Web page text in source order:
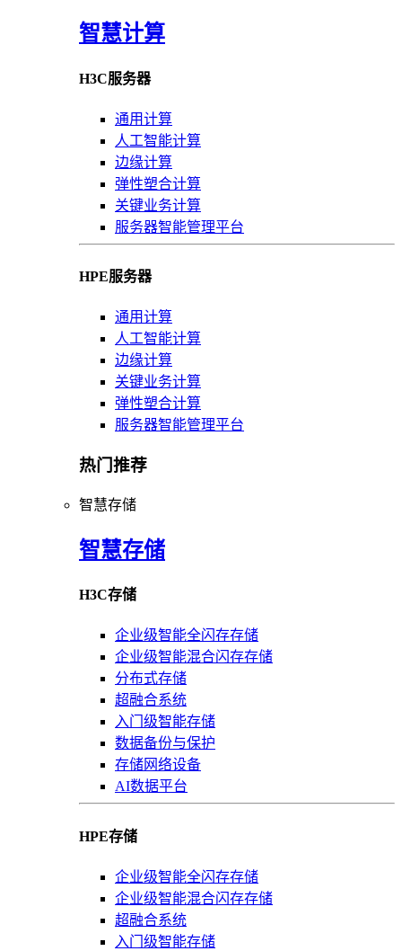
智慧计算
H3C服务器
通用计算
人工智能计算
边缘计算
弹性塑合计算
关键业务计算
服务器智能管理平台
HPE服务器
通用计算
人工智能计算
边缘计算
关键业务计算
弹性塑合计算
服务器智能管理平台
热门推荐
智慧存储
智慧存储
H3C存储
企业级智能全闪存存储
企业级智能混合闪存存储
分布式存储
超融合系统
入门级智能存储
数据备份与保护
存储网络设备
AI数据平台
HPE存储
企业级智能全闪存存储
企业级智能混合闪存存储
超融合系统
入门级智能存储